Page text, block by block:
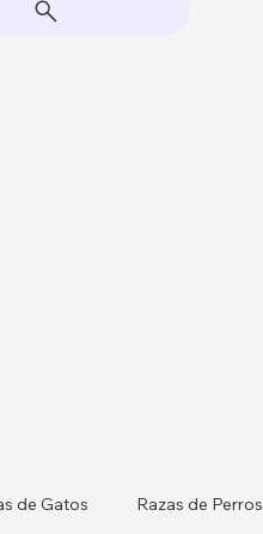
de Gatos Razas de Perros